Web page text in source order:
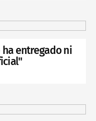
ha entregado ni